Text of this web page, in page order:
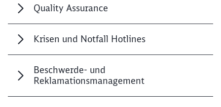
Quality Assurance
Krisen und Notfall Hotlines
Beschwerde- und
Reklamationsmanagement